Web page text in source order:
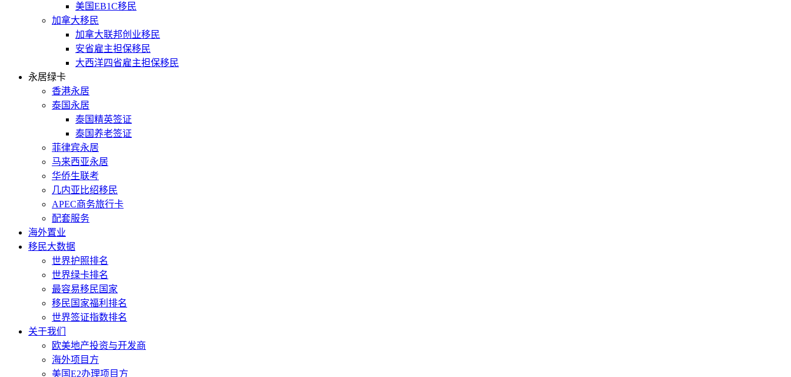
美国EB1C移民
加拿大移民
加拿大联邦创业移民
安省雇主担保移民
大西洋四省雇主担保移民
永居绿卡
香港永居
泰国永居
泰国精英签证
泰国养老签证
菲律宾永居
马来西亚永居
华侨生联考
几内亚比绍移民
APEC商务旅行卡
配套服务
海外置业
移民大数据
世界护照排名
世界绿卡排名
最容易移民国家
移民国家福利排名
世界签证指数排名
关于我们
欧美地产投资与开发商
海外项目方
美国E2办理项目方